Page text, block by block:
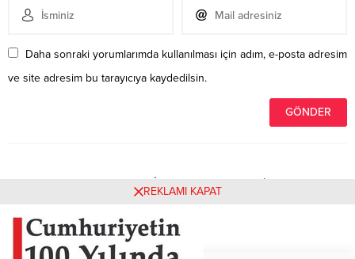
Daha sonraki yorumlarımda kullanılması için adım, e-posta adresim
ve site adresim bu tarayıcıya kaydedilsin.
Henüz yorum yapılmamış. İlk yorumu yukarıdaki form
aracılığıyla siz yapabilirsiniz.REKLAMI KAPAT